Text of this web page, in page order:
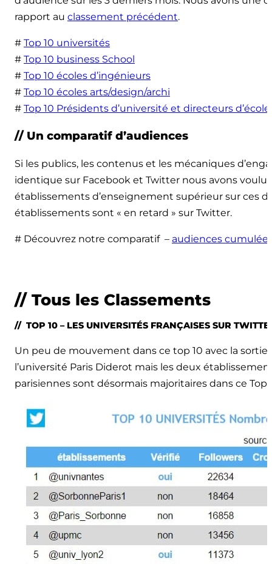
rapport au classement précédent.
# Top 10 universités
# Top 10 business School
# Top 10 écoles d’ingénieurs
# Top 10 écoles arts/design/archi
# Top 10 Présidents d’université et directeurs d’école
// Un comparatif d’audiences
Si les publics, les contenus et les mécaniques
identique sur Facebook et Twitter nous avons voulu
établissements d’enseignement supérieur sur ces
établissements sont « en retard » sur Twitter.
# Découvrez notre comparatif – audiences
// Tous les Classements
// TOP 10 – LES UNIVERSITÉS FRANÇAISES SUR
Un peu de mouvement dans ce top 10 avec la sortie
l’université Paris Diderot mais les deux
parisiennes sont désormais majoritaires dans ce Top